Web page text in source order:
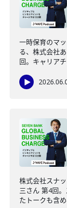
一時保育のマ
る、株式会社
回。キャリアチ
株式会社スナ
三さん 第4回
たトークも含